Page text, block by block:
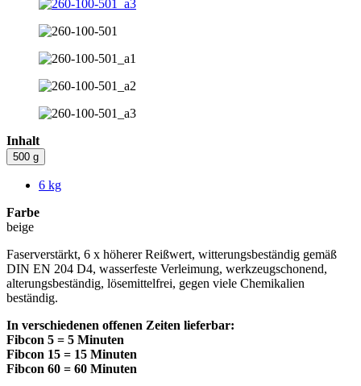
Inhalt
500 g
6 kg
Farbe
beige
Faserverstärkt, 6 x höherer Reißwert, witterungsbeständig gemäß
DIN EN 204 D4, wasserfeste Verleimung, werkzeugschonend,
alterungsbeständig, lösemittelfrei, gegen viele Chemikalien
beständig.
In verschiedenen offenen Zeiten lieferbar:
Fibcon 5 = 5 Minuten
Fibcon 15 = 15 Minuten
Fibcon 60 = 60 Minuten